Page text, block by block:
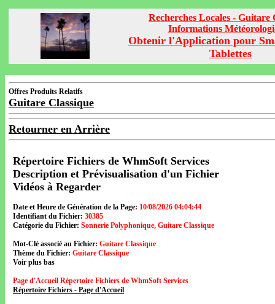
Recherches Locales - Guitare
Informations
Obtenir l'Application pour
Tablettes
Offres Produits Relatifs
Guitare Classique
Retourner en Arrière
Répertoire Fichiers de WhmSoft Services
Description et Prévisualisation d'un Fichier
Vidéos à Regarder
Date et Heure de Génération de la Page: 10/08/2026 04:04:44
Identifiant du Fichier: 30385
Catégorie du Fichier: Sonnerie Polyphonique, Guitare Classique
Mot-Clé associé au Fichier: Guitare Classique
Thème du Fichier: Guitare Classique
Voir plus bas
Page d'Accueil Répertoire Fichiers de WhmSoft Services
Répertoire Fichiers - Page d'Accueil